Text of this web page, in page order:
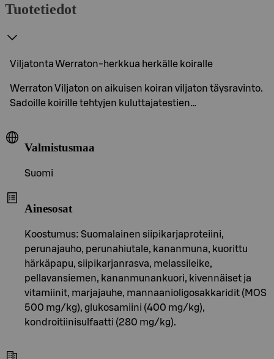
Tuotetiedot
Viljatonta Werraton-herkkua herkälle koiralle
Werraton Viljaton on aikuisen koiran viljaton täysravinto.
Sadoille koirille tehtyjen kuluttajatestien…
Valmistusmaa
Suomi
Ainesosat
Koostumus: Suomalainen siipikarjaproteiini,
perunajauho, perunahiutale, kananmuna, kuorittu
härkäpapu, siipikarjanrasva, melassileike,
pellavansiemen, kananmunankuori, kivennäiset ja
vitamiinit, marjajauhe, mannaanioligosakkaridit (MOS
500 mg/kg), glukosamiini (400 mg/kg),
kondroitiinisulfaatti (280 mg/kg).